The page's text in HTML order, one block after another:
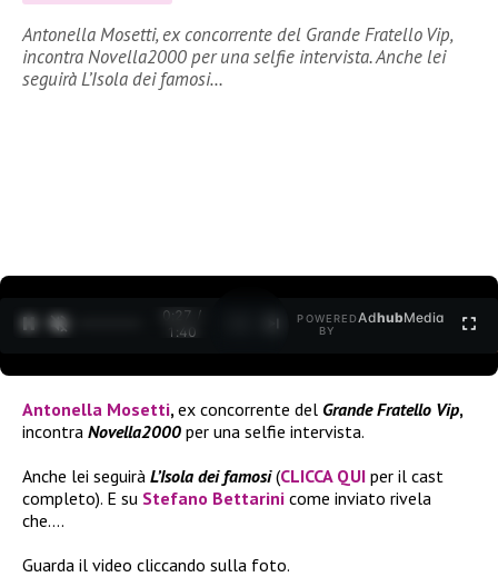
Antonella Mosetti, ex concorrente del Grande Fratello Vip,
incontra Novella2000 per una selfie intervista. Anche lei
seguirà L’Isola dei famosi…
0:27 /
1:40
POWERED
BY
AdhubMedia
Antonella Mosetti, ex concorrente del Grande Fratello Vip,
incontra Novella2000 per una selfie intervista.
Anche lei seguirà L’Isola dei famosi(CLICCA QUI per il cast
completo). E su Stefano Bettarini come inviato rivela
che….
Guarda il video cliccando sulla foto.